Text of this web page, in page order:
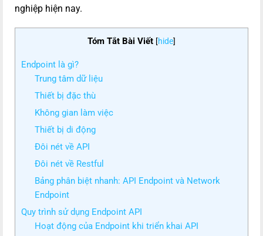
nghiệp hiện nay.
Tóm Tắt Bài Viết [hide]
Endpoint là gì?
Trung tâm dữ liệu
Thiết bị đặc thù
Không gian làm việc
Thiết bị di động
Đôi nét về API
Đôi nét về Restful
Bảng phân biệt nhanh: API Endpoint và Network
Endpoint
Quy trình sử dụng Endpoint API
Hoạt động của Endpoint khi triển khai API